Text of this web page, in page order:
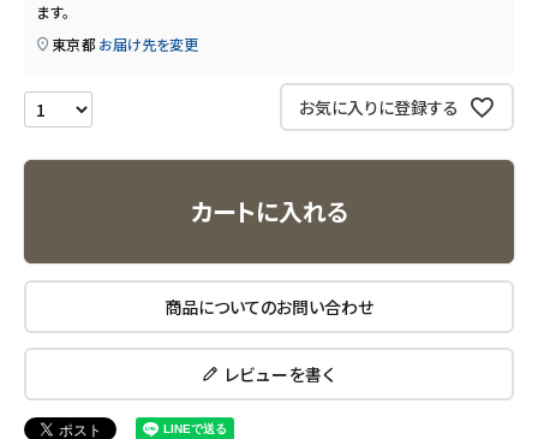
ブランド
エコリュクス
エコメイト
ます。
東京都 お届け先を変更
お気に入りに登録する
カートに入れる
商品についてのお問い合わせ
レビューを書く